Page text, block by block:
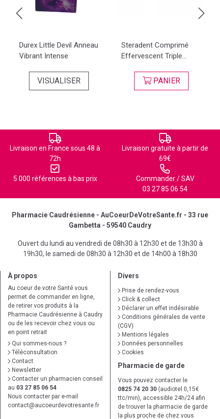
Durex Little Devil Anneau
Vibrant Intense
VISUALISER
Steradent Comprimé
Effervescent Triple...
PANIER
Livraison en France sous 48 à
72h
Livraison gratuite à partir de
69€
5 000 références à bas prix
Commander / SAV
03 27 85 06 54
Pharmacie Caudrésienne - AuCoeurDeVotreSante.fr - 33 rue
Gambetta - 59540 Caudry
Ouvert du lundi au vendredi de 08h30 à 12h30 et de 13h30 à
19h30, le samedi de 08h30 à 12h30 et de 14h00 à 18h30
À propos
Au coeur de votre Santé vous
permet de commander en ligne,
de retirer vos produits à la
Pharmacie Caudrésienne à Caudry
ou de les recevoir chez vous ou
en point retrait
Qui sommes-nous ?
Téléconsultation
Contact
Newsletter
Contacter un pharmacien conseil
au 03 27 85 06 54
Nous contacter par e-mail
contact@aucoeurdevotresante.fr
Divers
Prise de rendez-vous
Click & collect
Déclarer un effet indésirable
Conditions générales de vente
(CGV)
Mentions légales
Données personnelles
Cookies
Pharmacie de garde
Vous pouvez contacter le
0825 74 20 30 (audiotel 0,15€
ttc/min), accessible 24h/24 afin
de trouver la pharmacie de garde
la plus proche de chez vous